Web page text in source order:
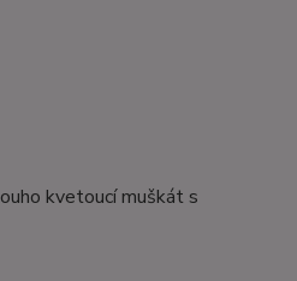
kvetoucí muškát s